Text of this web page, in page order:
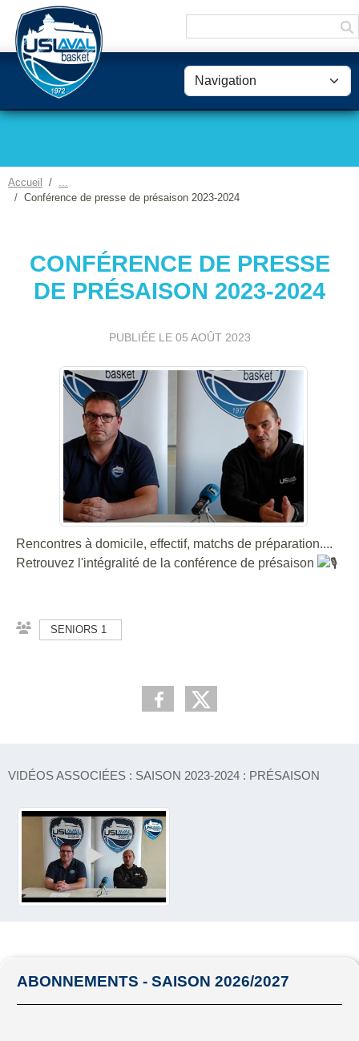
Accueil
Conférence de presse de présaison 2023-2024
CONFÉRENCE DE PRESSE
DE PRÉSAISON 2023-2024
PUBLIÉE LE 05 AOÛT 2023
Rencontres à domicile, effectif, matchs de préparation....
Retrouvez l'intégralité de la conférence de présaison
SENIORS 1
VIDÉOS ASSOCIÉES : SAISON 2023-2024 : PRÉSAISON
ABONNEMENTS - SAISON 2026/2027
Panneau de gestion des cookies